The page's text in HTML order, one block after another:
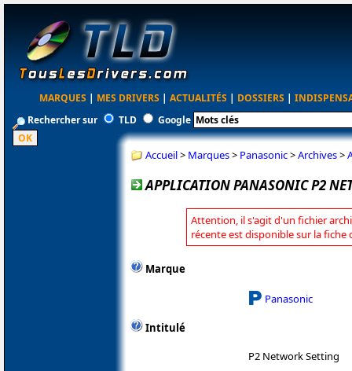
MARQUES | MES DRIVERS | ACTUALITÉS | DOSSIERS |
Rechercher sur
TLD Google
Accueil> Marques> Panasonic>Archives>
APPLICATION PANASONIC P2
Attention, il s'agit d'un fichier
récente est disponible sur la fiche
Marque
Panasonic
Intitulé
P2 Network Setting